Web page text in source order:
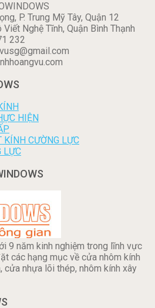
P. Trung Mỹ Tây, Quận 12
Nghệ Tĩnh, Quận Bình Thạnh
232
HIỆN
CƯỜNG LỰC
LỰC
9 năm kinh nghiệm trong lĩnh vực
các hạng mục về cửa nhôm kính
cửa nhựa lõi thép, nhôm kính xây